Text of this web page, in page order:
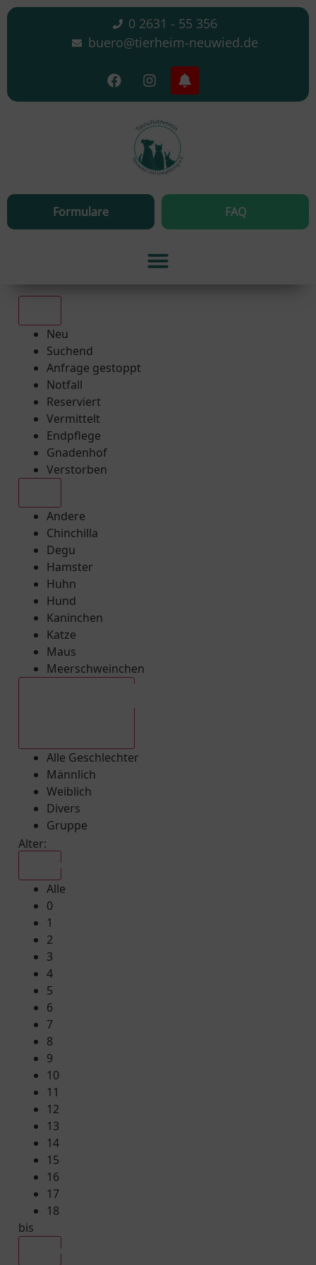
0 2631 - 55 356
buero@tierheim-neuwied.de
Formulare FAQ
Neu
Suchend
Anfrage gestoppt
Notfall
Reserviert
Vermittelt
Endpflege
Gnadenhof
Verstorben
Andere
Chinchilla
Degu
Hamster
Huhn
Hund
Kaninchen
Katze
Maus
Meerschweinchen
Alle Geschlechter
Männlich
Weiblich
Divers
Gruppe
Alter:
Alle
0
1
2
3
4
5
6
7
8
9
10
11
12
13
14
15
16
17
18
bis